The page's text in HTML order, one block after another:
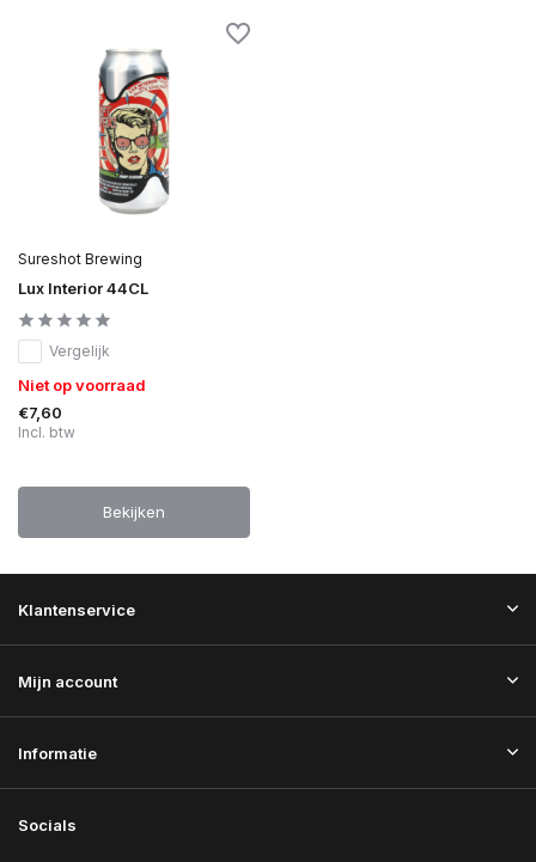
Sureshot Brewing
Lux Interior 44CL
Vergelijk
Niet op voorraad
€7,60
Incl. btw
Bekijken
Klantenservice
Mijn account
Informatie
Socials